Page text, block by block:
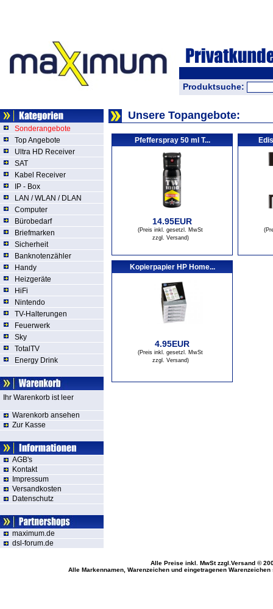
Produktsuche:
Sonderangebote
Top Angebote
Ultra HD Receiver
SAT
Kabel Receiver
IP - Box
LAN / WLAN / DLAN
Computer
Bürobedarf
Briefmarken
Sicherheit
Banknotenzähler
Handy
Heizgeräte
HiFi
Nintendo
TV-Halterungen
Feuerwerk
Sky
TotalTV
Energy Drink
Ihr Warenkorb ist leer
Warenkorb ansehen
Zur Kasse
AGB's
Kontakt
Impressum
Versandkosten
Datenschutz
maximum.de
dsl-forum.de
Unsere Topangebote:
Pfefferspray 50 ml T...
14.95EUR
(Preis inkl. gesetzl. MwSt
zzgl. Versand)
Kopierpapier HP Home...
4.95EUR
(Preis inkl. gesetzl. MwSt
zzgl. Versand)
Alle Preise inkl. MwStzzgl.Versand©
Alle Markennamen, Warenzeichen und eingetragenen